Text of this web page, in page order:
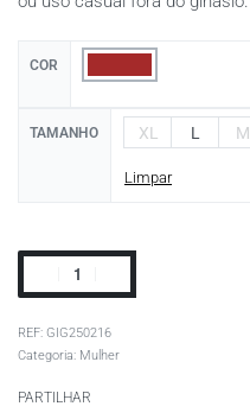
COR
TAMANHO XL L M
Limpar
GIG250216
Categoria: Mulher
PARTILHAR